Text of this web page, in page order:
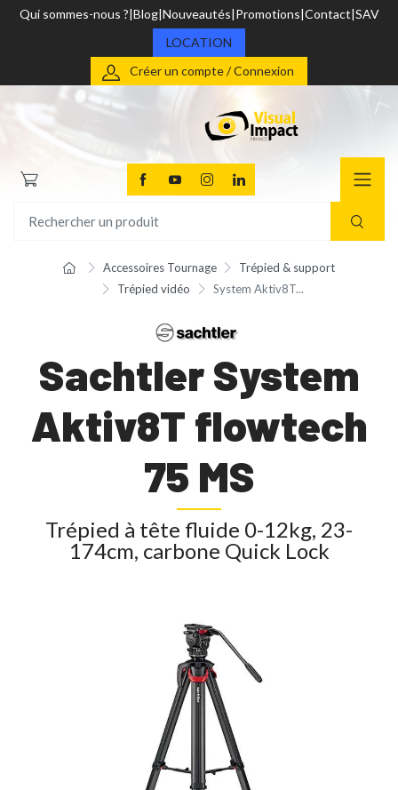
Qui sommes-nous ? Blog Nouveautés Promotions Contact SAV
LOCATION
Créer un compte / Connexion
Accessoires Tournage
Trépied & support
Trépied vidéo
System Aktiv8T...
Sachtler System
Aktiv8T flowtech
75 MS
Trépied à tête fluide 0-12kg, 23-
174cm, carbone Quick Lock